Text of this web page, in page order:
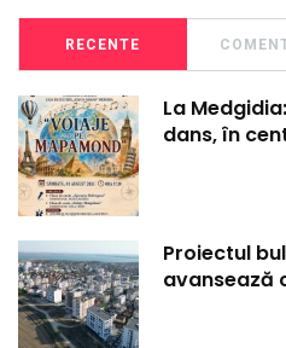
RECENTE
La
dans, în
Proiectul
avansează